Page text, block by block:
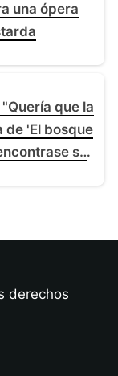
una ópera
que la
de 'El bosque
su
derechos